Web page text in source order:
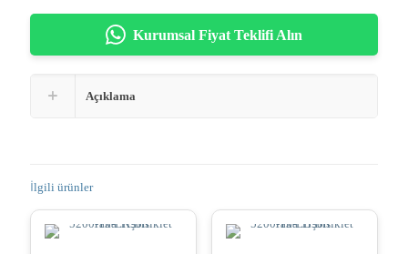
Kurumsal Fiyat Teklifi Alın
Açıklama
İlgili ürünler